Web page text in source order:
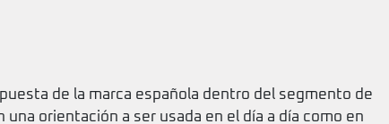
de la marca española dentro del segmento de
orientación a ser usada en el día a día como en